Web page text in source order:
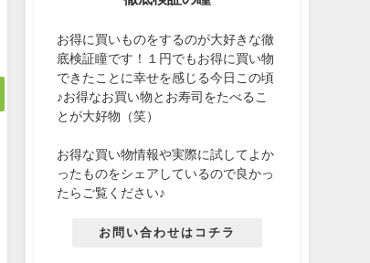
お得に買いものをするのが大好きな徹
底検証瞳です！１円でもお得に買い物
できたことに幸せを感じる今日この頃
♪お得なお買い物とお寿司をたべるこ
とが大好物（笑）
お得な買い物情報や実際に試してよか
ったものをシェアしているので良かっ
たらご覧ください♪
お問い合わせはコチラ